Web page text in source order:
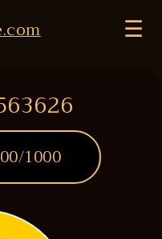
☰
/1000